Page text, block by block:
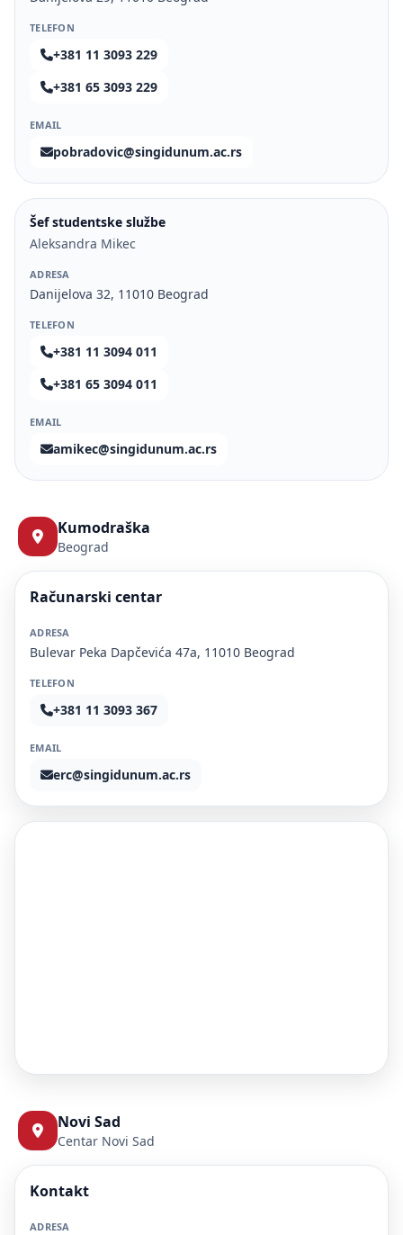
TELEFON
+381 11 3093 229
+381 65 3093 229
EMAIL
pobradovic@singidunum.ac.rs
Šef studentske službe
Aleksandra Mikec
ADRESA
Danijelova 32, 11010 Beograd
TELEFON
+381 11 3094 011
+381 65 3094 011
EMAIL
amikec@singidunum.ac.rs
Kumodraška
Beograd
Računarski centar
ADRESA
Bulevar Peka Dapčevića 47a, 11010 Beograd
TELEFON
+381 11 3093 367
EMAIL
erc@singidunum.ac.rs
Novi Sad
Centar Novi Sad
Kontakt
ADRESA